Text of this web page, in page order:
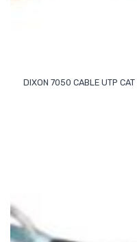
DIXON 7050 CABLE UTP